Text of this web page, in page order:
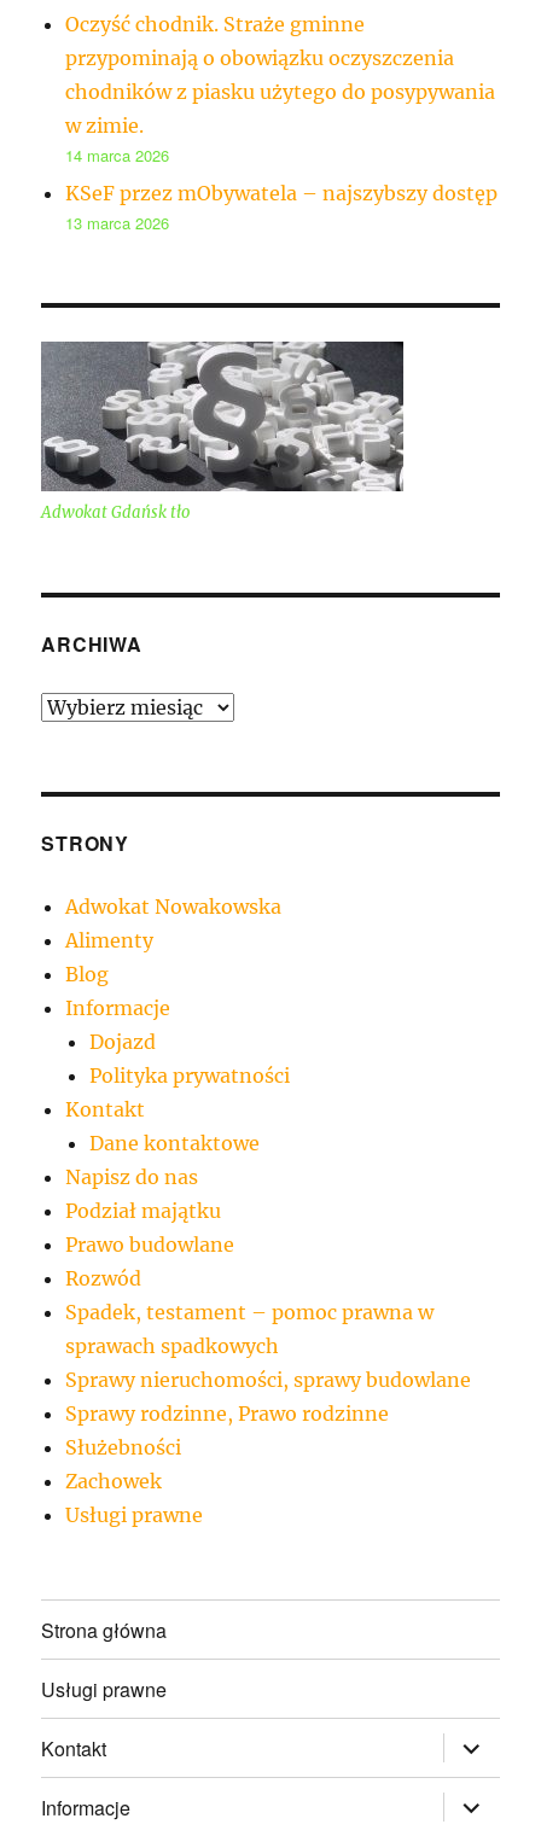
Oczyść chodnik. Straże gminne
przypominają o obowiązku oczyszczenia
chodników z piasku użytego do posypywania
w zimie.
14 marca 2026
KSeF przez mObywatela – najszybszy dostęp
13 marca 2026
Adwokat Gdańsk tło
ARCHIWA
Archiwa
STRONY
Adwokat Nowakowska
Alimenty
Blog
Informacje
Dojazd
Polityka prywatności
Kontakt
Dane kontaktowe
Napisz do nas
Podział majątku
Prawo budowlane
Rozwód
Spadek, testament – pomoc prawna w
sprawach spadkowych
Sprawy nieruchomości, sprawy budowlane
Sprawy rodzinne, Prawo rodzinne
Służebności
Zachowek
Usługi prawne
Strona główna
Usługi prawne
Kontakt rozwiń
menu
potomne
Informacje
rozwiń
menu